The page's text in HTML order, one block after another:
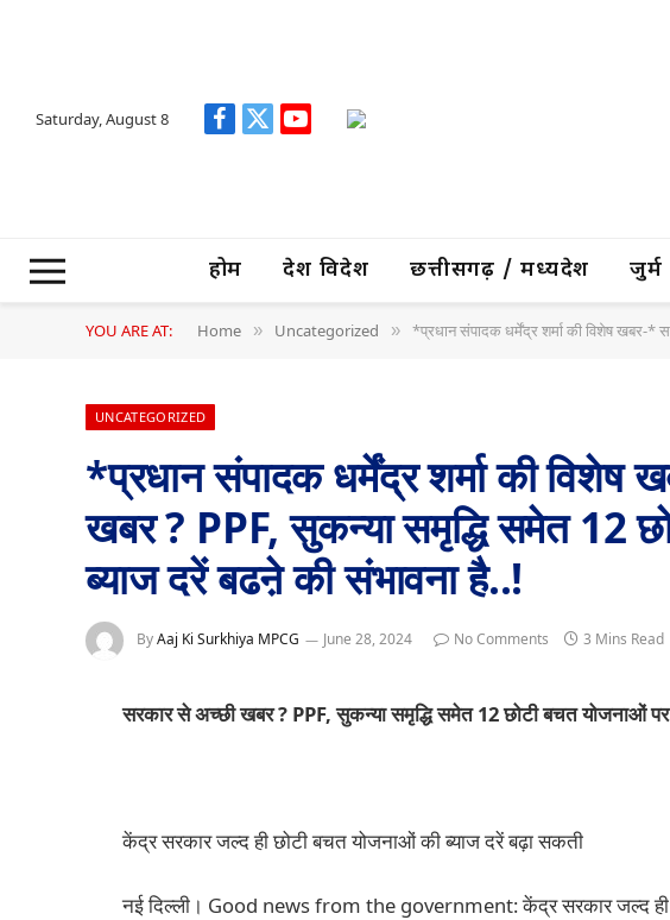
Saturday, August 8 Facebook
X
YouTube
होम देश विदेश छत्तीसगढ़ / मध्यप्रदेश जुर्म
YOU ARE AT: Home » Uncategorized » *प्रधान संपादक धर्मेंद्र शर्मा की विशेष खबर-*
UNCATEGORIZED
*प्रधान संपादक धर्मेंद्र शर्मा की
खबर ? PPF, सुकन्या समृद्धि समेत 12
ब्याज दरें बढऩे की संभावना है..!
ByAaj Ki Surkhiya MPCG June 28, 2024 No Comments 3 Mins Read
सरकार से अच्छी खबर ? PPF, सुकन्या समृद्धि समेत 12 छोटी बचत योजनाओं
केंद्र सरकार जल्द ही छोटी बचत योजनाओं की ब्याज दरें बढ़ा सकती
नई दिल्ली। Good news from the government: केंद्र सरकार जल्द ही